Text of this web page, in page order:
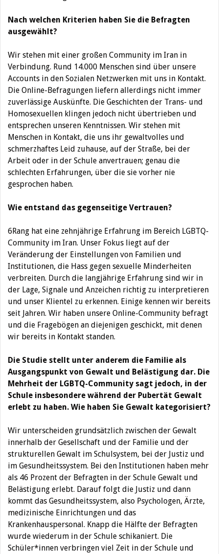
Nach welchen Kriterien haben Sie die Befragten
ausgewählt?
Wir stehen mit einer großen Community im Iran in
Verbindung. Rund 14.000 Menschen sind über unsere
Accounts in den Sozialen Netzwerken mit uns in Kontakt.
Die Online-Befragungen liefern allerdings nicht immer
zuverlässige Auskünfte. Die Geschichten der Trans- und
Homosexuellen klingen jedoch nicht übertrieben und
entsprechen unseren Kenntnissen. Wir stehen mit
Menschen in Kontakt, die uns ihr gewaltvolles und
schmerzhaftes Leid zuhause, auf der Straße, bei der
Arbeit oder in der Schule anvertrauen; genau die
schlechten Erfahrungen, über die sie vorher nie
gesprochen haben.
Wie entstand das gegenseitige Vertrauen?
6Rang hat eine zehnjährige Erfahrung im Bereich LGBTQ-
Community im Iran. Unser Fokus liegt auf der
Veränderung der Einstellungen von Familien und
Institutionen, die Hass gegen sexuelle Minderheiten
verbreiten. Durch die langjährige Erfahrung sind wir in
der Lage, Signale und Anzeichen richtig zu interpretieren
und unser Klientel zu erkennen. Einige kennen wir bereits
seit Jahren. Wir haben unsere Online-Community befragt
und die Fragebögen an diejenigen geschickt, mit denen
wir bereits in Kontakt standen.
Die Studie stellt unter anderem die Familie als
Ausgangspunkt von Gewalt und Belästigung dar. Die
Mehrheit der LGBTQ-Community sagt jedoch, in der
Schule insbesondere während der Pubertät Gewalt
erlebt zu haben. Wie haben Sie Gewalt kategorisiert?
Wir unterscheiden grundsätzlich zwischen der Gewalt
innerhalb der Gesellschaft und der Familie und der
strukturellen Gewalt im Schulsystem, bei der Justiz und
im Gesundheitssystem. Bei den Institutionen haben mehr
als 46 Prozent der Befragten in der Schule Gewalt und
Belästigung erlebt. Darauf folgt die Justiz und dann
kommt das Gesundheitssystem, also Psychologen, Ärzte,
medizinische Einrichtungen und das
Krankenhauspersonal. Knapp die Hälfte der Befragten
wurde wiederum in der Schule schikaniert. Die
Schüler*innen verbringen viel Zeit in der Schule und